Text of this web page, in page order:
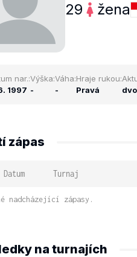
29 žena
nar.:
1997
Výška:
-
Váha:
-
Hraje rukou:
Pravá
zápas
Datum Turnaj
nadcházející zápasy.
na turnajích